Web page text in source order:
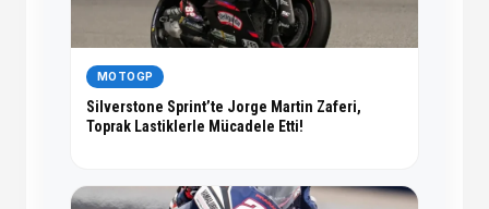
MOTOGP
Silverstone Sprint’te Jorge Martin Zaferi,
Toprak Lastiklerle Mücadele Etti!